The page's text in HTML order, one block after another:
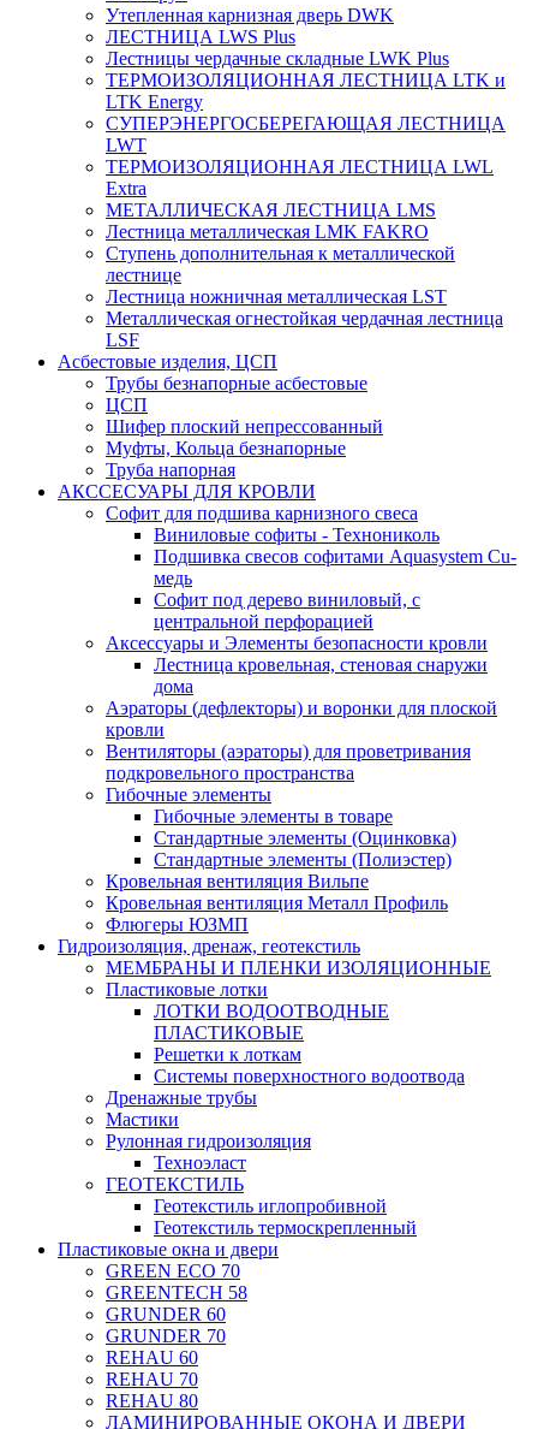
Утепленная карнизная дверь DWK
ЛЕСТНИЦА LWS Plus
Лестницы чердачные складные LWK Plus
ТЕРМОИЗОЛЯЦИОННАЯ ЛЕСТНИЦА LTK и
LTK Energy
СУПЕРЭНЕРГОСБЕРЕГАЮЩАЯ ЛЕСТНИЦА
LWT
ТЕРМОИЗОЛЯЦИОННАЯ ЛЕСТНИЦА LWL
Extra
МЕТАЛЛИЧЕСКАЯ ЛЕСТНИЦА LMS
Лестница металлическая LMK FAKRO
Ступень дополнительная к металлической
лестнице
Лестница ножничная металлическая LST
Металлическая огнестойкая чердачная лестница
LSF
Асбестовые изделия, ЦСП
Трубы безнапорные асбестовые
ЦСП
Шифер плоский непрессованный
Муфты, Кольца безнапорные
Труба напорная
АКССЕСУАРЫ ДЛЯ КРОВЛИ
Софит для подшива карнизного свеса
Виниловые софиты - Технониколь
Подшивка свесов софитами Aquasystem Cu-
медь
Софит под дерево виниловый, с
центральной перфорацией
Аксессуары и Элементы безопасности кровли
Лестница кровельная, стеновая снаружи
дома
Аэраторы (дефлекторы) и воронки для плоской
кровли
Вентиляторы (аэраторы) для проветривания
подкровельного пространства
Гибочные элементы
Гибочные элементы в товаре
Стандартные элементы (Оцинковка)
Стандартные элементы (Полиэстер)
Кровельная вентиляция Вильпе
Кровельная вентиляция Металл Профиль
Флюгеры ЮЗМП
Гидроизоляция, дренаж, геотекстиль
МЕМБРАНЫ И ПЛЕНКИ ИЗОЛЯЦИОННЫЕ
Пластиковые лотки
ЛОТКИ ВОДООТВОДНЫЕ
ПЛАСТИКОВЫЕ
Решетки к лоткам
Системы поверхностного водоотвода
Дренажные трубы
Мастики
Рулонная гидроизоляция
Техноэласт
ГЕОТЕКСТИЛЬ
Геотекстиль иглопробивной
Геотекстиль термоскрепленный
Пластиковые окна и двери
GREEN ECO 70
GREENTECH 58
GRUNDER 60
GRUNDER 70
REHAU 60
REHAU 70
REHAU 80
ЛАМИНИРОВАННЫЕ ОКОНА И ДВЕРИ